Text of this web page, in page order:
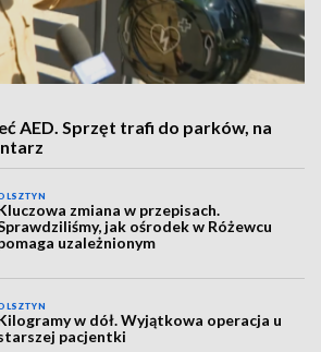
AED. Sprzęt trafi do parków, na
zmiana w przepisach.
jak ośrodek w Różewcu
uzależnionym
w dół. Wyjątkowa operacja u
pacjentki